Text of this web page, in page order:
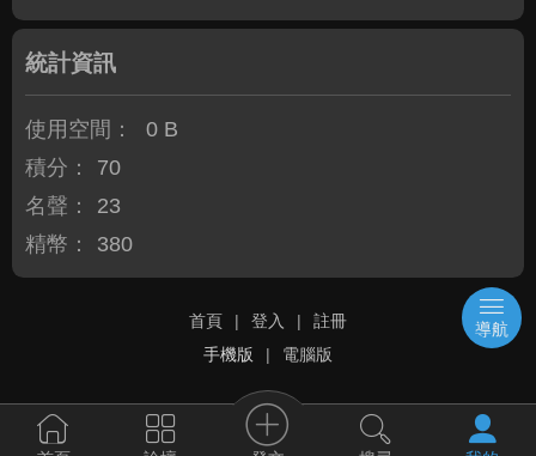
統計資訊
使用空間：
0 B
積分：
70
名聲：
23
精幣：
380
首頁 | 登入 |
註冊
手機版
| 電腦版
導航